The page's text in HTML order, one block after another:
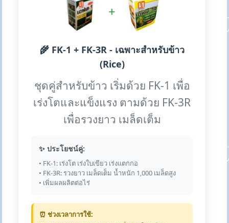
+
🌾 FK-1 + FK-3R - เฉพาะสำหรับข้าว
(Rice)
ชุดคู่สำหรับข้าว เริ่มด้วย FK-1 เพื่อ
เร่งโตและแข็งแรง ตามด้วย FK-3R
เพื่อรวงยาว เมล็ดเต็ม
✨ ประโยชน์คู่:
• FK-1: เร่งโต เร่งใบเขียว เร่งแตกกอ
• FK-3R: รวงยาว เมล็ดเต็ม น้ำหนัก 1,000 เมล็ดสูง
• เพิ่มผลผลิตต่อไร่
⏰ ช่วงเวลาการใช้: